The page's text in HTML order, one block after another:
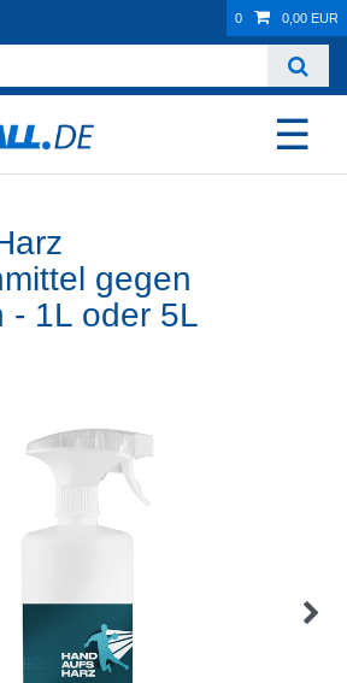
0 0,00 EUR
☰
gegen
- 1L oder 5L